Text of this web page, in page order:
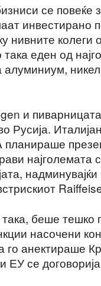
се повеќе
инвестирано
нивните
така еден од
алуминиум,
и
Русија.
планираше
најголемата
беше тешко
насочени
го анектираше
ЕУ се